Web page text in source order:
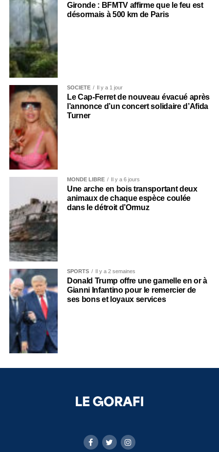
Gironde : BFMTV affirme que le feu est
désormais à 500 km de Paris
SOCIÉTÉ Il y a 1 jour
Le Cap-Ferret de nouveau évacué après
l’annonce d’un concert solidaire d’Afida
Turner
MONDE LIBRE Il y a 6 jours
Une arche en bois transportant deux
animaux de chaque espèce coulée
dans le détroit d’Ormuz
SPORTS Il y a 2 semaines
Donald Trump offre une gamelle en or à
Gianni Infantino pour le remercier de
ses bons et loyaux services